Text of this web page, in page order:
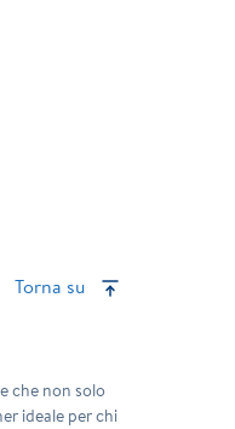
Torna su
che non solo
ideale per chi